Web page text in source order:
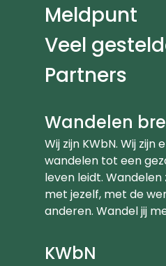
Meldpunt
Veel
Partners
Wandelen
Wij zijn KWbN. Wij
wandelen tot een
leven leidt.
met jezelf, met de
anderen. Wandel jij
KWbN